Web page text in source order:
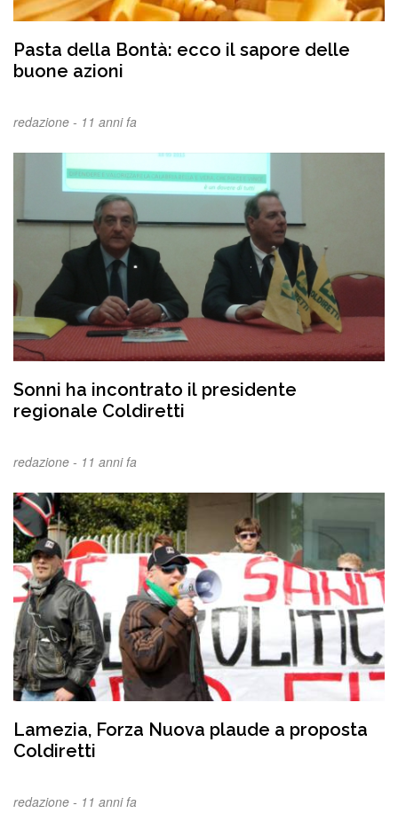
Pasta della Bontà: ecco il sapore delle
buone azioni
redazione - 11 anni fa
Sonni ha incontrato il presidente
regionale Coldiretti
redazione - 11 anni fa
Lamezia, Forza Nuova plaude a proposta
Coldiretti
redazione - 11 anni fa